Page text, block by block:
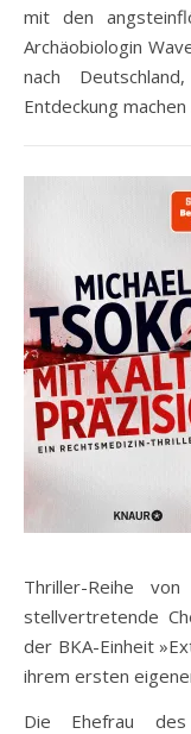
mit den
Archäobiologin
nach
Entdeckung
Thriller-Reihe
stellvertretende
der BKA-Einheit
ihrem ersten
Die Ehefrau des